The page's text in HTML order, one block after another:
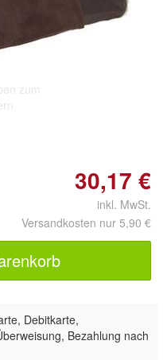
zum
30,17 €
inkl. MwSt.
Versandkosten nur 5,90 €
Debitkarte,
Bezahlung nach